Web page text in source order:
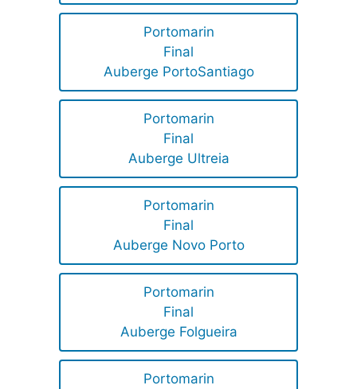
Portomarin
Final
Auberge PortoSantiago
Portomarin
Final
Auberge Ultreia
Portomarin
Final
Auberge Novo Porto
Portomarin
Final
Auberge Folgueira
Portomarin